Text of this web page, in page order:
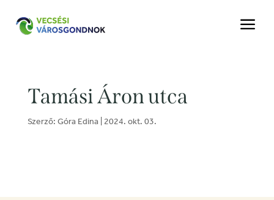
a
Tamási Áron utca
Szerző: Góra Edina 2024. okt. 03.